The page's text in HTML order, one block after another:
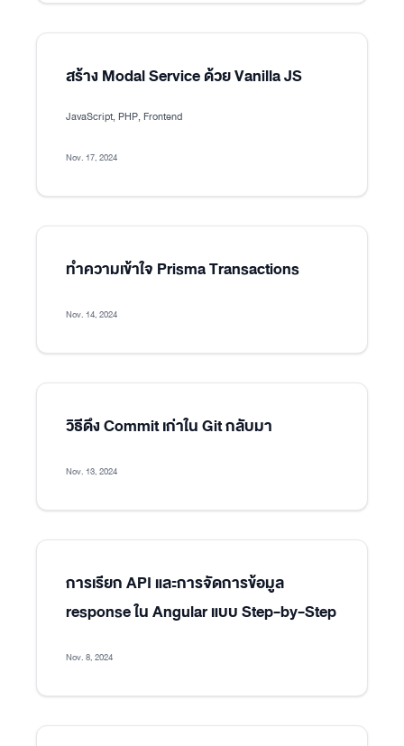
สร้าง Modal Service ด้วย Vanilla JS
JavaScript, PHP, Frontend
Nov. 17, 2024
ทำความเข้าใจ Prisma Transactions
Nov. 14, 2024
วิธีดึง Commit เก่าใน Git กลับมา
Nov. 13, 2024
การเรียก API และการจัดการข้อมูล
response ใน Angular แบบ Step-by-Step
Nov. 8, 2024